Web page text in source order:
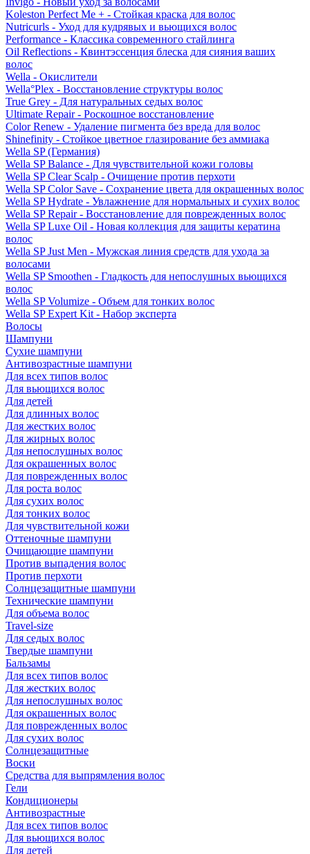
Koleston Perfect Me + - Стойкая краска для волос
Nutricurls - Уход для кудрявых и вьющихся волос
Performance - Классика современного стайлинга
Oil Reflections - Квинтэссенция блеска для сияния ваших
волос
Wella - Окислители
Wella°Plex - Восстановление структуры волос
True Grey - Для натуральных седых волос
Ultimate Repair - Роскошное восстановление
Color Renew - Удаление пигмента без вреда для волос
Shinefinity - Стойкое цветное глазирование без аммиака
Wella SP (Германия)
Wella SP Balance - Для чувствительной кожи головы
Wella SP Clear Scalp - Очищение против перхоти
Wella SP Color Save - Сохранение цвета для окрашенных волос
Wella SP Hydrate - Увлажнение для нормальных и сухих волос
Wella SP Repair - Восстановление для поврежденных волос
Wella SP Luxe Oil - Новая коллекция для защиты кератина
волос
Wella SP Just Men - Мужская линия средств для ухода за
волосами
Wella SP Smoothen - Гладкость для непослушных вьющихся
волос
Wella SP Volumize - Объем для тонких волос
Wella SP Expert Kit - Набор эксперта
Волосы
Шампуни
Сухие шампуни
Антивозрастные шампуни
Для всех типов волос
Для вьющихся волос
Для детей
Для длинных волос
Для жестких волос
Для жирных волос
Для непослушных волос
Для окрашенных волос
Для поврежденных волос
Для роста волос
Для сухих волос
Для тонких волос
Для чувствительной кожи
Оттеночные шампуни
Очищающие шампуни
Против выпадения волос
Против перхоти
Солнцезащитные шампуни
Технические шампуни
Для объема волос
Travel-size
Для седых волос
Твердые шампуни
Бальзамы
Для всех типов волос
Для жестких волос
Для непослушных волос
Для окрашенных волос
Для поврежденных волос
Для сухих волос
Солнцезащитные
Воски
Средства для выпрямления волос
Гели
Кондиционеры
Антивозрастные
Для всех типов волос
Для вьющихся волос
Для детей